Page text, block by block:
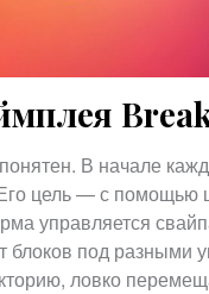
В начале
цель — с помощью
управляется
блоков под разными
ловко